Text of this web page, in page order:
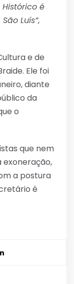
é
Luís”,
e de
Ele foi
diante
da
o
que nem
exoneração,
a postura
é